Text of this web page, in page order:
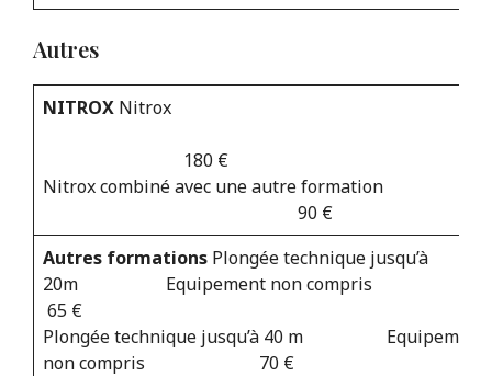
Autres
NITROX Nitrox
180 €
Nitrox combiné avec une autre formation
90 €
Autres formations Plongée technique jusqu’à
20m Equipement non compris
65 €
Plongée technique jusqu’à 40 m Equipement
non compris 70 €